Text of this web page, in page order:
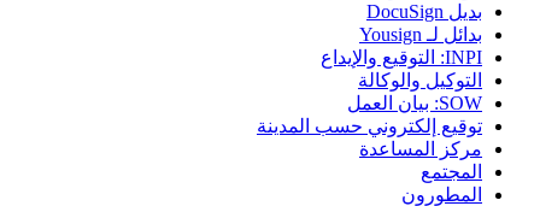
بديل DocuSign
بدائل لـ Yousign
INPI: التوقيع والإيداع
التوكيل والوكالة
SOW: بيان العمل
توقيع إلكتروني حسب المدينة
مركز المساعدة
المجتمع
المطورون